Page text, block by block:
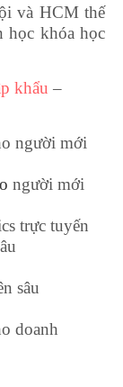
và HCM thế
học khóa học
khẩu –
người mới
người mới
trực tuyến
sâu
doanh